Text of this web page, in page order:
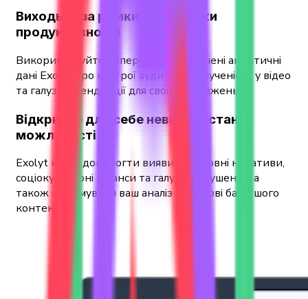
Виходьте за рамки статистики
продуктивності
Використовуйте попередньо заповнені аналітичні
дані Exolyt про настрої аудиторії, залученість у відео
та галузеві тенденції для своїх досліджень.
Відкрийте для себе невикористані
можливості
Exolyt може допомогти виявити основні наративи,
соціокультурні нюанси та галузеві зрушення, а
також сформувати ваш аналіз на основі багатшого
контексту.